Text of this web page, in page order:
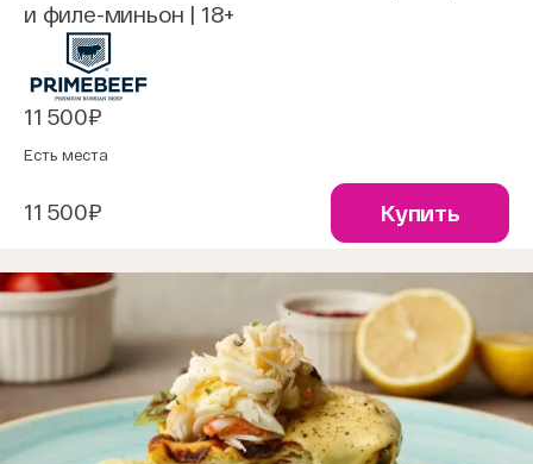
и филе-миньон | 18+
11 500₽
Есть места
11 500₽ Купить